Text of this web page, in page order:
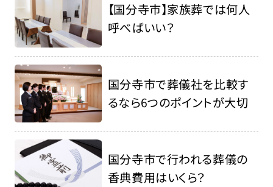
【国分寺市】家族葬では何人
呼べばいい？
国分寺市で葬儀社を比較す
るなら6つのポイントが大切
国分寺市で行われる葬儀の
香典費用はいくら？